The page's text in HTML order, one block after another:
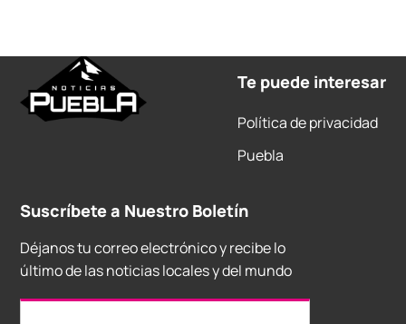
Te puede interesar
Política de privacidad
Puebla
Suscríbete a Nuestro Boletín
Déjanos tu correo electrónico y recibe lo
último de las noticias locales y del mundo